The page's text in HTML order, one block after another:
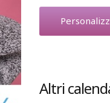
Altri